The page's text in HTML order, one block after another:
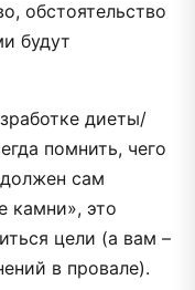
обстоятельство
будут
диеты/
помнить, чего
сам
камни», это
цели (а вам –
в провале).